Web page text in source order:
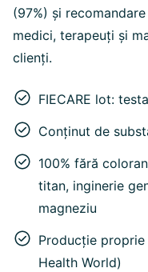
(97%) și
medici, terapeuți și
clienți.
FIECARE lot:
Conținut de
100% fără
titan, inginerie
magneziu
Producție proprie
Health World)